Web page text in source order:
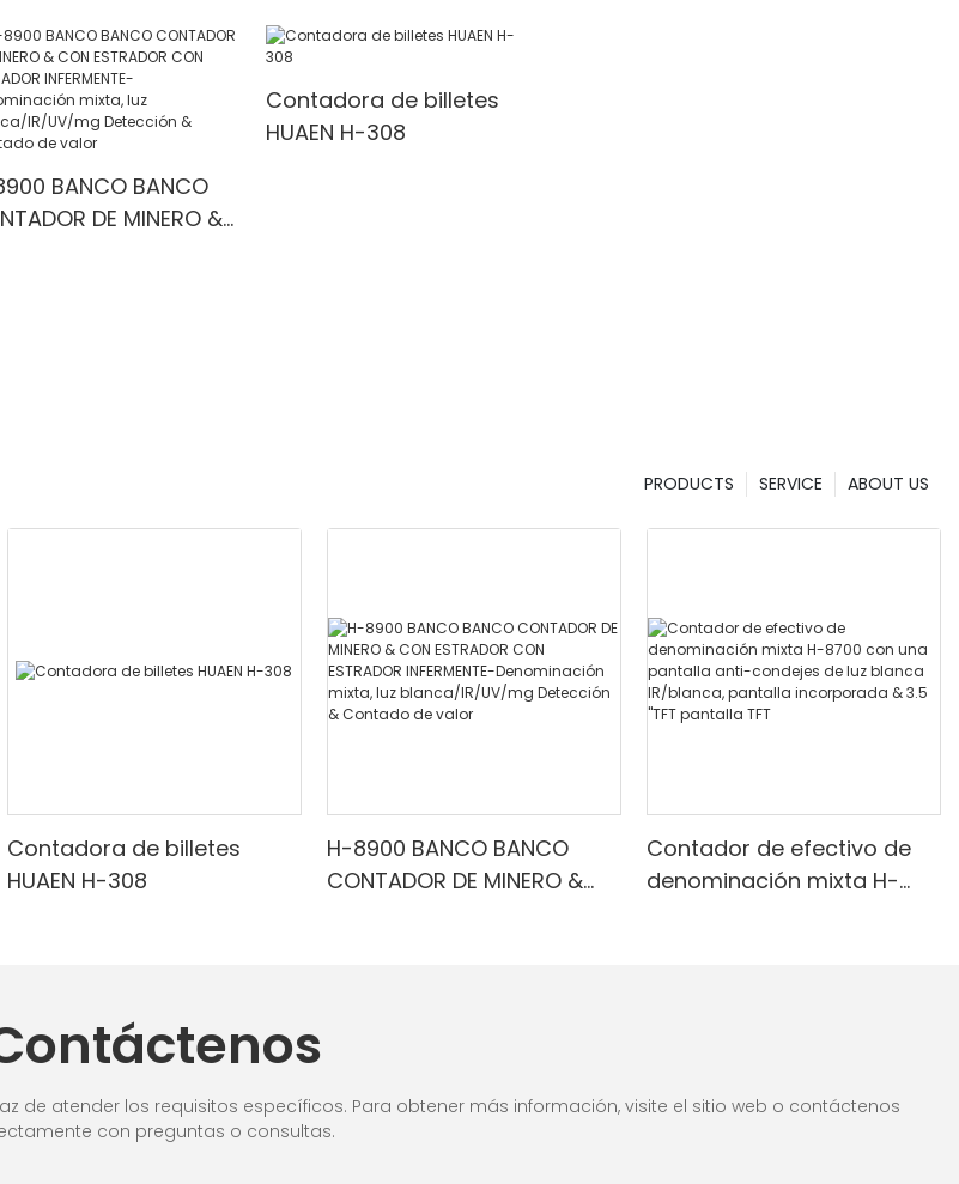
for Bank/Retail/Shop
BANCO BANCO
DE MINERO &
Contadora de billetes
HUAEN H-308
ABOUT US
SERVICE
PRODUCTS
Contadora de billetes
HUAEN H-308
H-8900 BANCO BANCO
CONTADOR DE MINERO &
Contador de efectivo de
denominación mixta H-
de atender los requisitos específicos. Para obtener más información, visite el sitio web o contáctenos
con preguntas o consultas.